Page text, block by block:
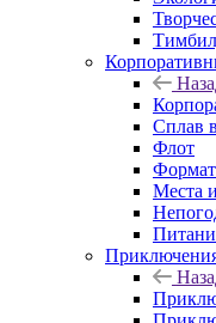
Сплав
Флот
Места